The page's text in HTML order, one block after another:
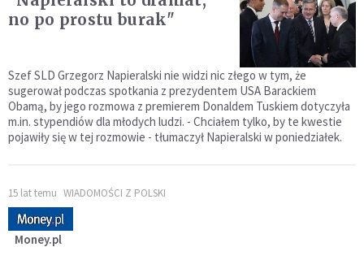
no po prostu burak"
Szef SLD Grzegorz Napieralski nie widzi nic złego w tym, że
sugerował podczas spotkania z prezydentem USA Barackiem
Obamą, by jego rozmowa z premierem Donaldem Tuskiem dotyczyła
m.in. stypendiów dla młodych ludzi. - Chciałem tylko, by te kwestie
pojawiły się w tej rozmowie - tłumaczył Napieralski w poniedziałek.
15 lat temu WIADOMOŚCI Z POLSKI
Money.pl